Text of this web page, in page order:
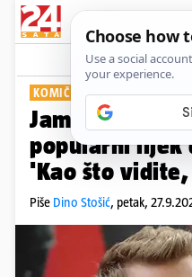
KOMIČAR I VODITELJ
James Corden
popularni lijek
'Kao što
Piše Dino Stošić, petak,